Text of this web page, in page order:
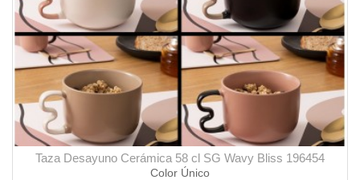
Taza Desayuno Cerámica 58 cl SG Wavy Bliss 196454
Color Único